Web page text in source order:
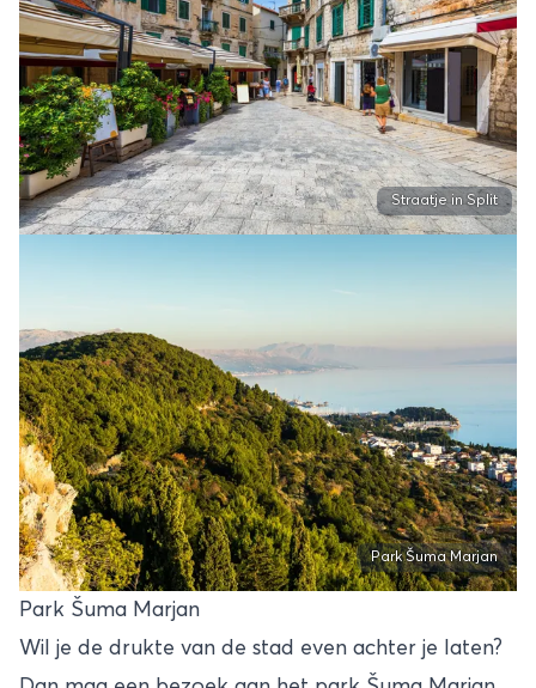
Straatje in Split
Park Šuma Marjan
Park Šuma Marjan
Wil je de drukte van de stad even achter je laten?